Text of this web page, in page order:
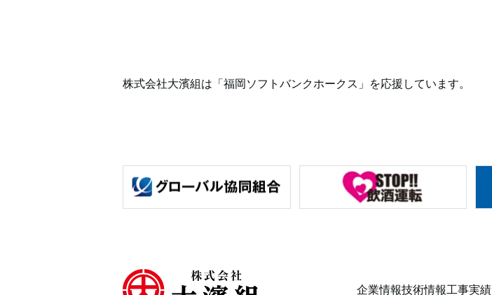
株式会社大濱組は 「福岡ソフトバンクホークス」を応援しています。
企業情報技術情報工事実績